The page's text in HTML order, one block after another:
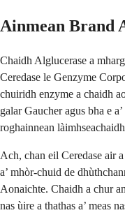
Ainmean Brand
Chaidh Alglucerase a
Ceredase le Genzyme
chuiridh enzyme a chaidh
galar Gaucher agus bha e
roghainnean
Ach, chan eil Ceredase air
a’ mhòr-chuid de
Aonaichte. Chaidh a chur
nas ùire a thathas a’ meas